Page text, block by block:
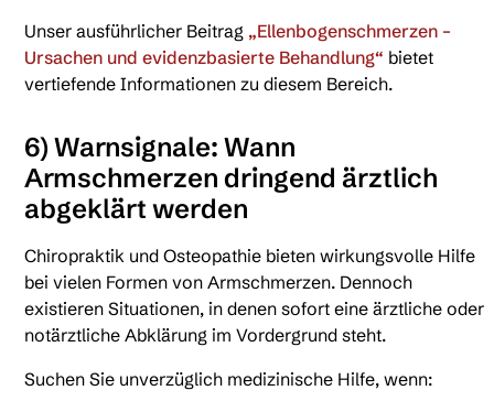
Unser ausführlicher Beitrag „Ellenbogenschmerzen –
Ursachen und evidenzbasierte Behandlung“ bietet
vertiefende Informationen zu diesem Bereich.
6) Warnsignale: Wann
Armschmerzen dringend ärztlich
abgeklärt werden
Chiropraktik und Osteopathie bieten wirkungsvolle Hilfe
bei vielen Formen von Armschmerzen. Dennoch
existieren Situationen, in denen sofort eine ärztliche oder
notärztliche Abklärung im Vordergrund steht.
Suchen Sie unverzüglich medizinische Hilfe, wenn: